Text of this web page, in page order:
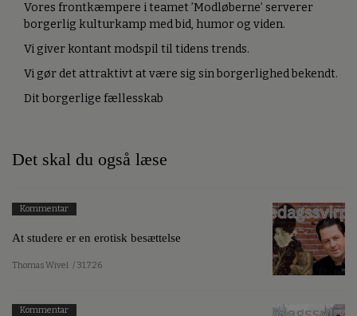
Vores frontkæmpere i teamet ’Modløberne’ serverer
borgerlig kulturkamp med bid, humor og viden.
Vi giver kontant modspil til tidens trends.
Vi gør det attraktivt at være sig sin borgerlighed bekendt.
Dit borgerlige fællesskab
Det skal du også læse
Kommentar
At studere er en erotisk besættelse
Thomas Wivel / 31.7.26
Kommentar